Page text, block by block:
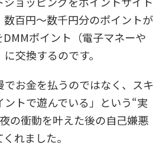
百円〜数千円分のポイントが
ポイント（電子マネーや
交換するのです。
でお金を払うのではなく、スキ
トで遊んでいる」という“実
の衝動を叶えた後の自己嫌悪
れました。